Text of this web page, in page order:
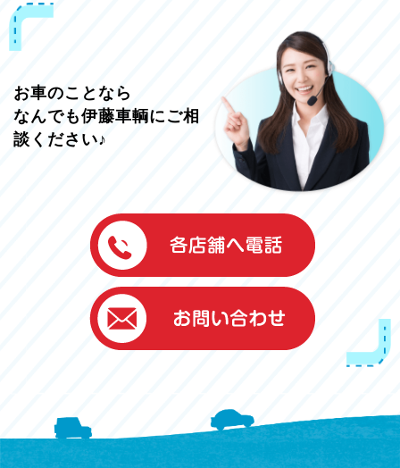
お車のことなら
なんでも伊藤車輌にご相
談ください♪
伊藤車輌（本社）
050-5851-0337
グッドワン浜松
050-5851-0338
浜北店
050-5851-0339
（年中無休24h対応）